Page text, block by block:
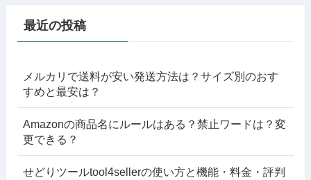
最近の投稿
メルカリで送料が安い発送方法は？サイズ別のおす
すめと最安は？
Amazonの商品名にルールはある？禁止ワードは？変
更できる？
せどりツールtool4sellerの使い方と機能・料金・評判